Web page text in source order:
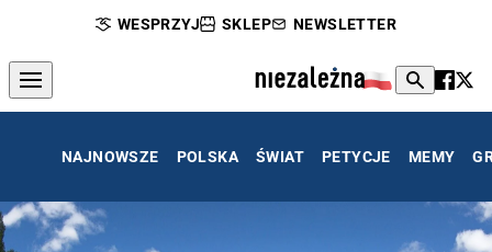
WESPRZYJ SKLEP NEWSLETTER
NAJNOWSZE POLSKA ŚWIAT PETYCJE MEMY